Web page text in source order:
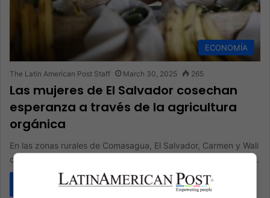
ECONOMÍA
The Latin American Post Staff March 30, 2025 265
Las mujeres de El Salvador cosechan
esperanza a través de la agricultura
orgánica
En las zonas rurales de Comasagua, El Salvador, Carmen y Wali
cultivan vibrantes huertos que alimentan a sus familias. Como…
Read More »